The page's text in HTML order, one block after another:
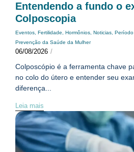
Entendendo a fundo o
Colposcopia
Eventos, Fertilidade, Hormônios, Noticias, Período
Prevenção da Saúde da Mulher
06/08/2026 /
Colposcópio é a ferramenta chave
no colo do útero e entender seu
diferença...
Leia mais